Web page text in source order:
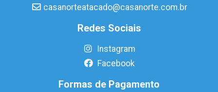
casanorteatacado@casanorte.com.br
Redes Sociais
Instagram
Facebook
Formas de Pagamento